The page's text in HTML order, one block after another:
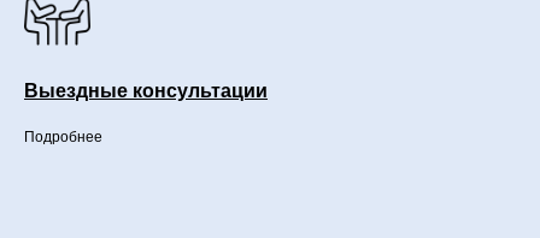
Выездные консультации
Подробнее